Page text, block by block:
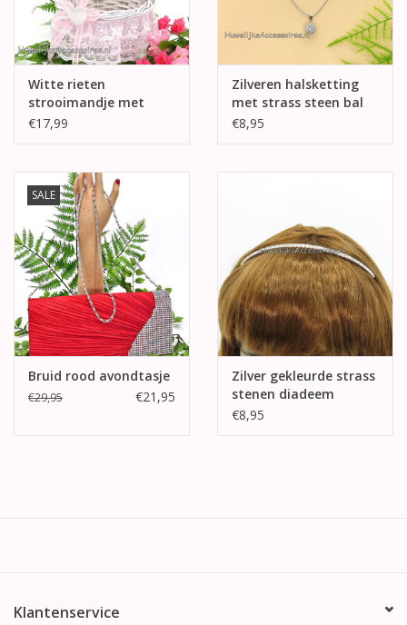
Witte rieten
strooimandje met
roze en wit kant
€17,99
Zilveren halsketting
met strass steen bal
pendant
€8,95
SALE
Bruid rood avondtasje
€29,95 €21,95
Zilver gekleurde strass
stenen diadeem
€8,95
Klantenservice